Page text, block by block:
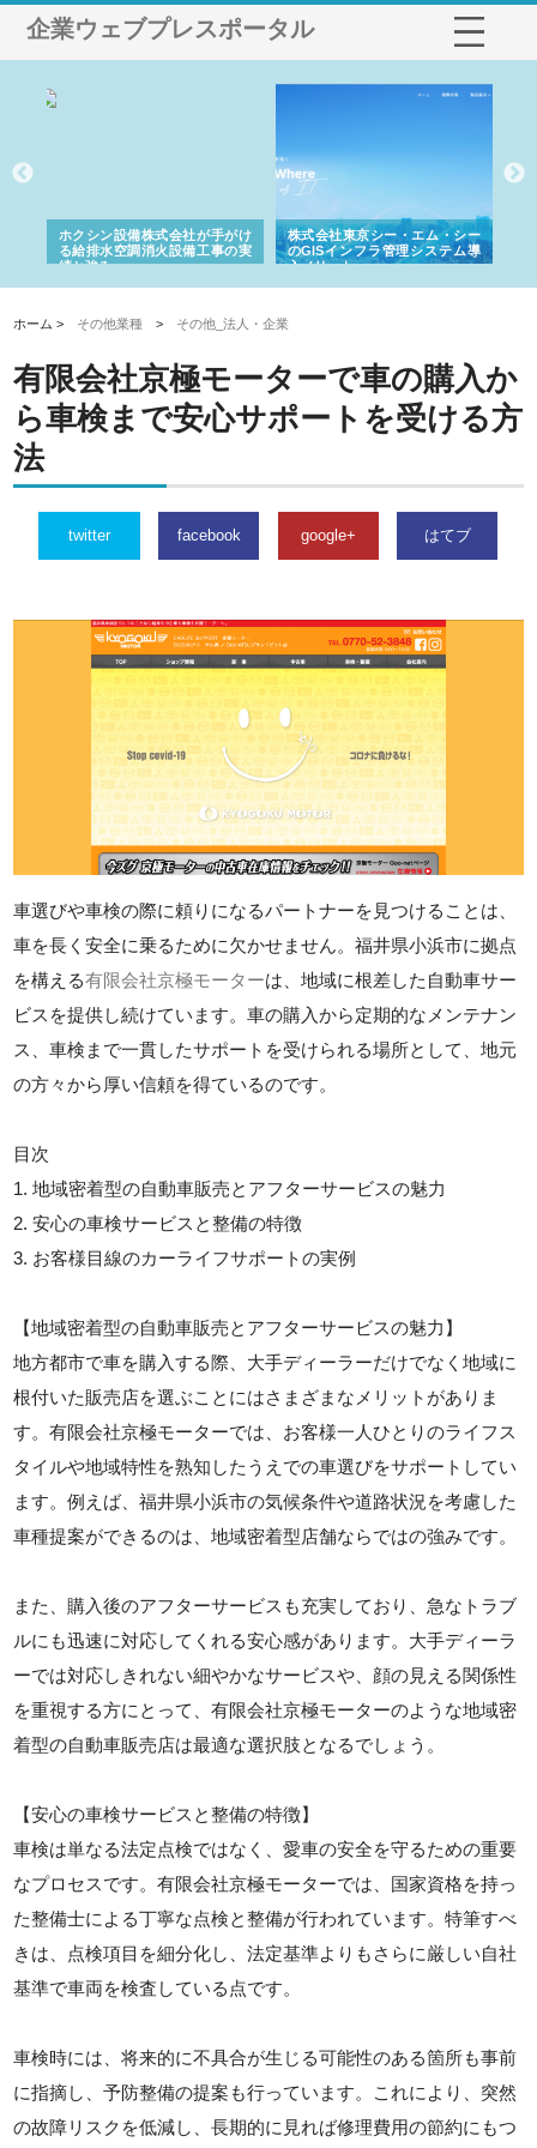
企業ウェブプレスポータル
ホクシン設備株式会社が手がけ
る給排水空調消火設備工事の実
績と強み
株式会社東京シー・エム・シー
のGISインフラ管理システム導
入メリット
株式会社
から陸上
由
ホーム > その他業種 > その他_法人・企業
有限会社京極モーターで車の購入か
ら車検まで安心サポートを受ける方
法
twitter facebook google+ はてブ
車選びや車検の際に頼りになるパートナーを見つけることは、
車を長く安全に乗るために欠かせません。福井県小浜市に拠点
を構える有限会社京極モーターは、地域に根差した自動車サー
ビスを提供し続けています。車の購入から定期的なメンテナン
ス、車検まで一貫したサポートを受けられる場所として、地元
の方々から厚い信頼を得ているのです。
目次
1. 地域密着型の自動車販売とアフターサービスの魅力
2. 安心の車検サービスと整備の特徴
3. お客様目線のカーライフサポートの実例
【地域密着型の自動車販売とアフターサービスの魅力】
地方都市で車を購入する際、大手ディーラーだけでなく地域に
根付いた販売店を選ぶことにはさまざまなメリットがありま
す。有限会社京極モーターでは、お客様一人ひとりのライフス
タイルや地域特性を熟知したうえでの車選びをサポートしてい
ます。例えば、福井県小浜市の気候条件や道路状況を考慮した
車種提案ができるのは、地域密着型店舗ならではの強みです。
また、購入後のアフターサービスも充実しており、急なトラブ
ルにも迅速に対応してくれる安心感があります。大手ディーラ
ーでは対応しきれない細やかなサービスや、顔の見える関係性
を重視する方にとって、有限会社京極モーターのような地域密
着型の自動車販売店は最適な選択肢となるでしょう。
【安心の車検サービスと整備の特徴】
車検は単なる法定点検ではなく、愛車の安全を守るための重要
なプロセスです。有限会社京極モーターでは、国家資格を持っ
た整備士による丁寧な点検と整備が行われています。特筆すべ
きは、点検項目を細分化し、法定基準よりもさらに厳しい自社
基準で車両を検査している点です。
車検時には、将来的に不具合が生じる可能性のある箇所も事前
に指摘し、予防整備の提案も行っています。これにより、突然
の故障リスクを低減し、長期的に見れば修理費用の節約にもつ